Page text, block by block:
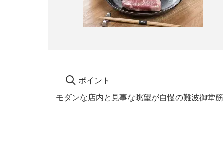
ポイント
モダンな店内と見事な眺望が自慢の難波御堂